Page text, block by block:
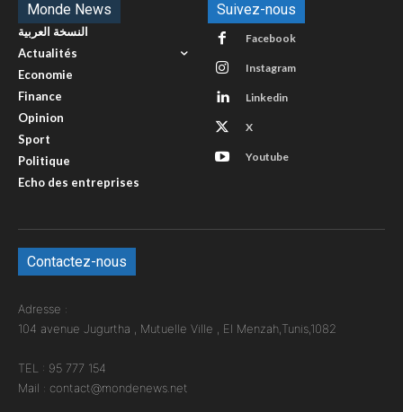
Monde News
النسخة العربية
Actualités
Economie
Finance
Opinion
Sport
Politique
Echo des entreprises
Suivez-nous
Facebook
Instagram
Linkedin
X
Youtube
Contactez-nous
Adresse :
104 avenue Jugurtha , Mutuelle Ville , El Menzah,Tunis,1082
TEL : 95 777 154
Mail : contact@mondenews.net